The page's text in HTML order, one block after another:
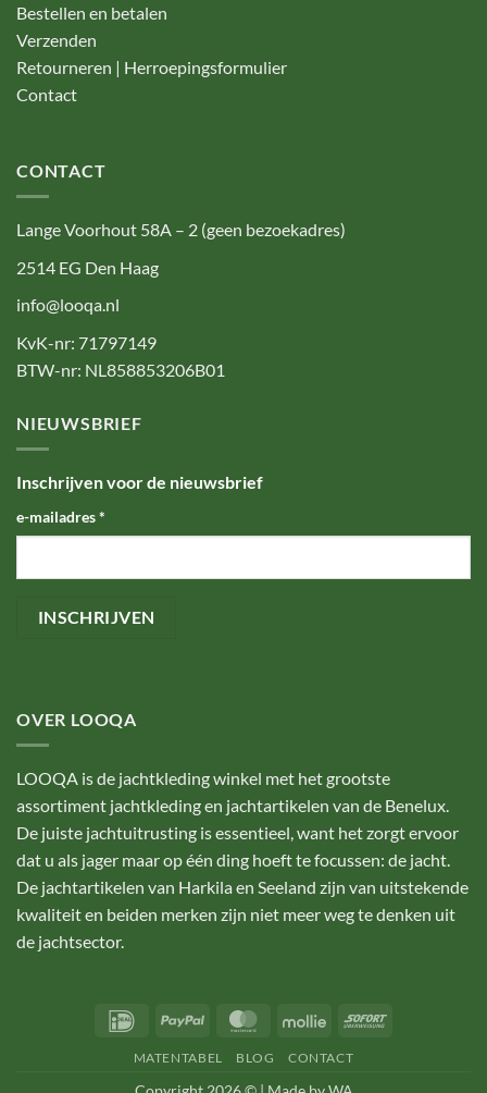
Bestellen en betalen
Verzenden
Retourneren | Herroepingsformulier
Contact
CONTACT
Lange Voorhout 58A – 2 (geen bezoekadres)
2514 EG Den Haag
info@looqa.nl
KvK-nr: 71797149
BTW-nr: NL858853206B01
NIEUWSBRIEF
Inschrijven voor de nieuwsbrief
e-mailadres*
OVER LOOQA
LOOQA is de jachtkleding winkel met het grootste
assortiment jachtkleding en jachtartikelen van de Benelux.
De juiste jachtuitrusting is essentieel, want het zorgt ervoor
dat u als jager maar op één ding hoeft te focussen: de jacht.
De jachtartikelen van Harkila en Seeland zijn van uitstekende
kwaliteit en beiden merken zijn niet meer weg te denken uit
de jachtsector.
IDeal PayPal MasterCardMollie Sofort
MATENTABEL BLOG CONTACT